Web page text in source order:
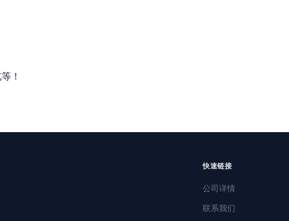
！
快速链接
公司详情
联系我们